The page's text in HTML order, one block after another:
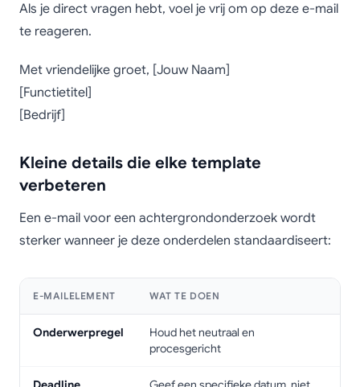
Als je direct vragen hebt, voel je vrij om op deze e-mail
te reageren.
Met vriendelijke groet, [Jouw Naam]
[Functietitel]
[Bedrijf]
Kleine details die elke template
verbeteren
Een e-mail voor een achtergrondonderzoek wordt
sterker wanneer je deze onderdelen standaardiseert:
E-MAILELEMENT WAT TE DOEN
Onderwerpregel
Houd het neutraal en
procesgericht